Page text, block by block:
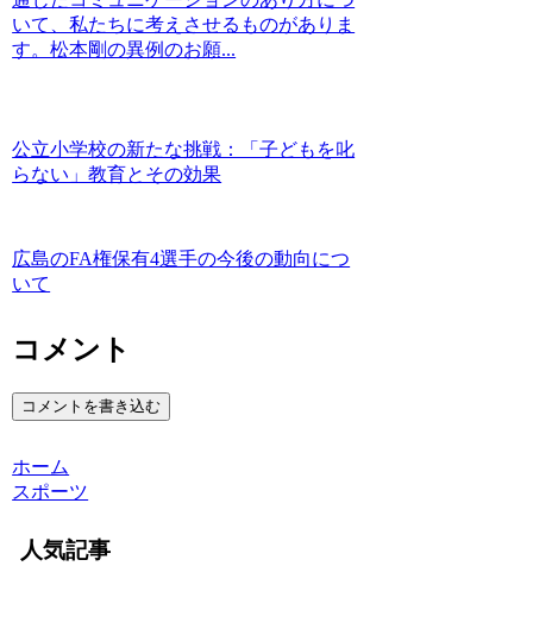
いて、私たちに考えさせるものがありま
す。松本剛の異例のお願...
公立小学校の新たな挑戦：「子どもを叱
らない」教育とその効果
広島のFA権保有4選手の今後の動向につ
いて
コメント
コメントを書き込む
ホーム
スポーツ
人気記事